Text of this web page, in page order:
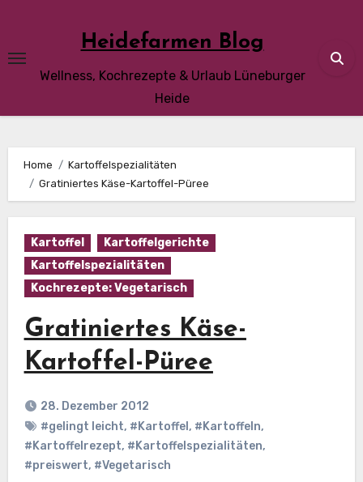
content
Heidefarmen Blog
Wellness, Kochrezepte & Urlaub Lüneburger
Heide
Home
Kartoffelspezialitäten
Gratiniertes Käse-Kartoffel-Püree
Kartoffel
Kartoffelgerichte
Kartoffelspezialitäten
Kochrezepte: Vegetarisch
Gratiniertes Käse-
Kartoffel-Püree
28. Dezember 2012
#gelingt leicht, #Kartoffel , #Kartoffeln,
#Kartoffelrezept, #Kartoffelspezialitäten,
#preiswert, #Vegetarisch